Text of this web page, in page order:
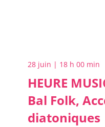
HEURE
Bal Folk,
diatoniques
28 juin | 18 h 00 min